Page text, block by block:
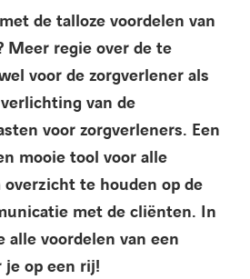
de talloze voordelen van
Meer regie over de te
voor de zorgverlener als
van de
voor zorgverleners. Een
mooie tool voor alle
te houden op de
met de cliënten. In
alle voordelen van een
op een rij!